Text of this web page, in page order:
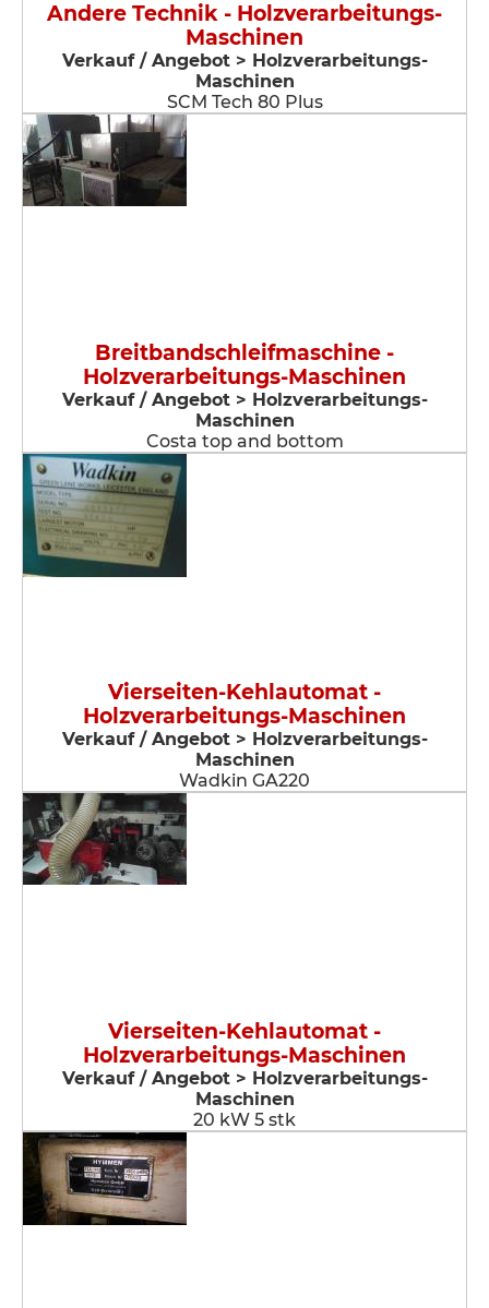
Andere Technik - Holzverarbeitungs-
Maschinen
Verkauf / Angebot > Holzverarbeitungs-
Maschinen
SCM Tech 80 Plus
Breitbandschleifmaschine -
Holzverarbeitungs-Maschinen
Verkauf / Angebot > Holzverarbeitungs-
Maschinen
Costa top and bottom
Vierseiten-Kehlautomat -
Holzverarbeitungs-Maschinen
Verkauf / Angebot > Holzverarbeitungs-
Maschinen
Wadkin GA220
Vierseiten-Kehlautomat -
Holzverarbeitungs-Maschinen
Verkauf / Angebot > Holzverarbeitungs-
Maschinen
20 kW 5 stk